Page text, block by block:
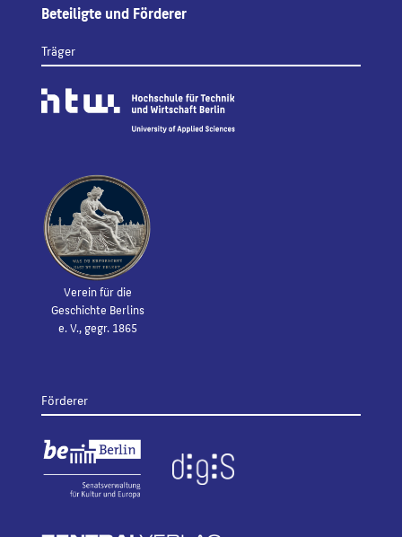
Beteiligte und Förderer
Träger
Verein für die
Geschichte Berlins
e. V., gegr. 1865
Förderer